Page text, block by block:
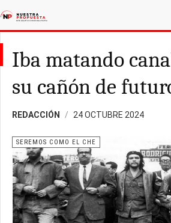
Iba matando
su cañón de
REDACCIÓN 24 OCTUBRE 2024
SEREMOS COMO EL CHE